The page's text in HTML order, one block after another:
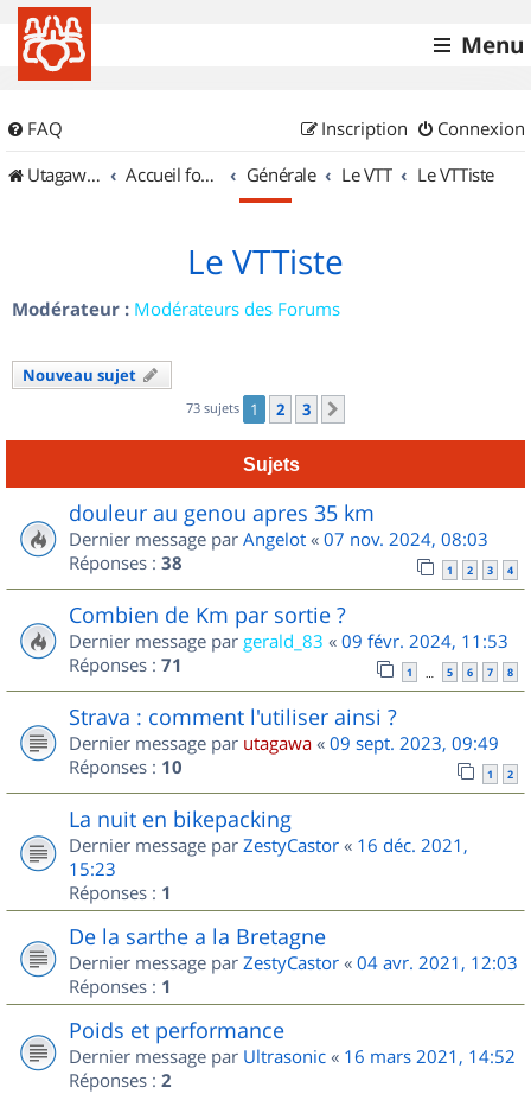
Menu
FAQ Connexion
Inscription
UtagawaVTT (Randos VTT et VTTAE avec traces GPS)
Accueil forum Générale Le VTT Le VTTiste
Le VTTiste
Modérateur : Modérateurs des Forums
Nouveau sujet
73 sujets 1 2 3
Sujets
douleur au genou apres 35 km
Dernier message par Angelot « 07 nov. 2024, 08:03
Réponses : 38 1 2 3 4
Combien de Km par sortie ?
Dernier message par gerald_83 « 09 févr. 2024, 11:53
Réponses : 71 1 … 5 6 7 8
Strava : comment l'utiliser ainsi ?
Dernier message par utagawa « 09 sept. 2023, 09:49
Réponses : 10 1 2
La nuit en bikepacking
Dernier message par ZestyCastor « 16 déc. 2021,
15:23
Réponses : 1
De la sarthe a la Bretagne
Dernier message par ZestyCastor « 04 avr. 2021, 12:03
Réponses : 1
Poids et performance
Dernier message par Ultrasonic « 16 mars 2021, 14:52
Réponses : 2